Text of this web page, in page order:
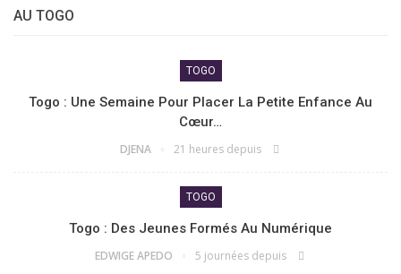
AU TOGO
TOGO
Togo : Une Semaine Pour Placer La Petite Enfance Au
Cœur…
DJENA 21 heures depuis
TOGO
Togo : Des Jeunes Formés Au Numérique
EDWIGE APEDO 5 journées depuis